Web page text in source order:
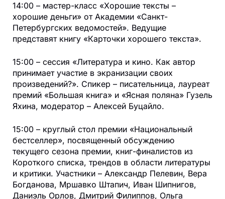
14:00 – мастер-класс «Хорошие тексты –
хорошие деньги» от Академии «Санкт-
Петербургских ведомостей». Ведущие
представят книгу «Карточки хорошего текста».
15:00 – сессия «Литература и кино. Как автор
принимает участие в экранизации своих
произведений?». Спикер – писательница, лауреат
премий «Большая книга» и «Ясная поляна» Гузель
Яхина, модератор – Алексей Буцайло.
15:00 – круглый стол премии «Национальный
бестселлер», посвященный обсуждению
текущего сезона премии, книг-финалистов из
Короткого списка, трендов в области литературы
и критики. Участники – Александр Пелевин, Вера
Богданова, Мршавко Штапич, Иван Шипнигов,
Даниэль Орлов, Дмитрий Филиппов, Ольга